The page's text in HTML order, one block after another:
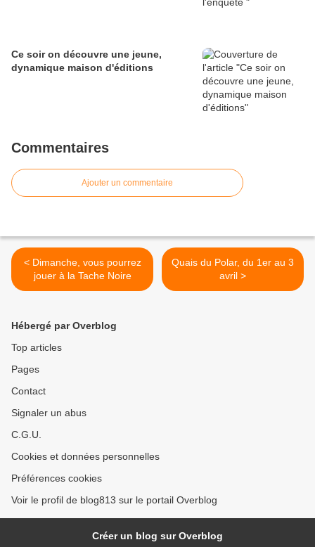
Ce soir on découvre une jeune,
dynamique maison d'éditions
Commentaires
Ajouter un commentaire
< Dimanche, vous pourrez
jouer à la Tache Noire
Quais du Polar, du 1er au 3
avril >
Hébergé par Overblog
Top articles
Pages
Contact
Signaler un abus
C.G.U.
Cookies et données personnelles
Préférences cookies
Voir le profil de blog813 sur le portail Overblog
Créer un blog sur Overblog